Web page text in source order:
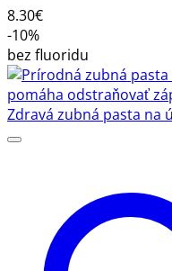
8.30€
-10%
bez fluoridu